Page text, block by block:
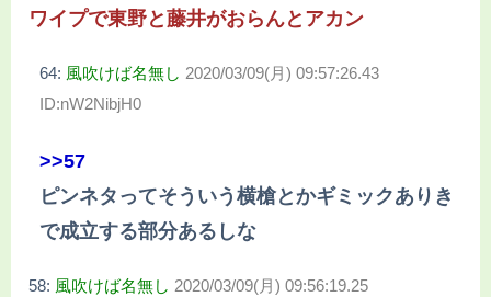
ワイプで東野と藤井がおらんとアカン
64: 風吹けば名無し 2020/03/09(月) 09:57:26.43
ID:nW2NibjH0
>>57
ピンネタってそういう横槍とかギミックありき
で成立する部分あるしな
58: 風吹けば名無し 2020/03/09(月) 09:56:19.25